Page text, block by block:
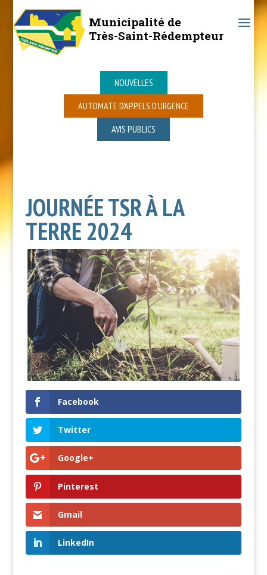
Municipalité de
Très-Saint-Rédempteur
NOUVELLES
AUTOMATE D’APPELS D’URGENCE
AVIS PUBLICS
JOURNÉE TSR À LA
TERRE 2024
Facebook
Twitter
Google+
Pinterest
Gmail
LinkedIn